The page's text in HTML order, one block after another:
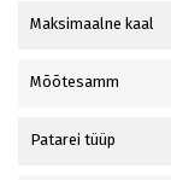
Maksimaalne kaal
Mõõtesamm
Patarei tüüp